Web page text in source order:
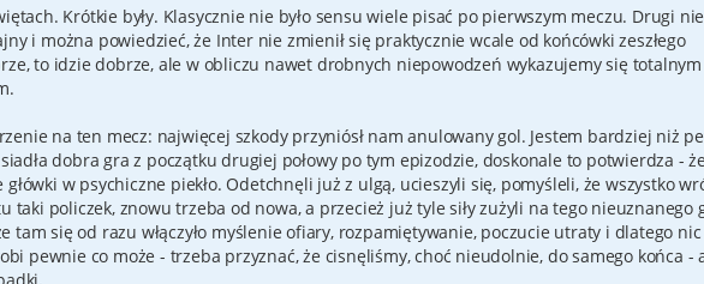
Krótkie były. Klasycznie nie było sensu wiele pisać po pierwszym meczu. Drugi
i można powiedzieć, że Inter nie zmienił się praktycznie wcale od końcówki zeszłego
to idzie dobrze, ale w obliczu nawet drobnych niepowodzeń wykazujemy się totalnym
na ten mecz: najwięcej szkody przyniósł nam anulowany gol. Jestem bardziej niż
siadła dobra gra z początku drugiej połowy po tym epizodzie, doskonale to potwierdza -
w psychiczne piekło. Odetchnęli już z ulgą, ucieszyli się, pomyśleli, że wszystko
taki policzek, znowu trzeba od nowa, a przecież już tyle siły zużyli na tego nieuznanego
tam się od razu włączyło myślenie ofiary, rozpamiętywanie, poczucie utraty i dlatego
pewnie co może - trzeba przyznać, że cisnęliśmy, choć nieudolnie, do samego końca -